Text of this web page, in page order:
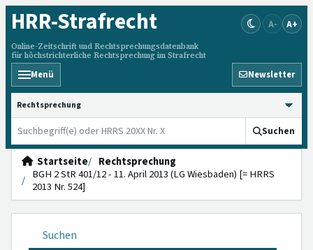
HRR-Strafrecht
Online-Zeitschrift und Rechtsprechungsdatenbank
für höchstrichterliche Rechtsprechung im Strafrecht
A- A+
Menü Newsletter
HRRS durchsuchen
Suchen
Startseite
Rechtsprechung
BGH 2 StR 401/12 - 11. April 2013 (LG Wiesbaden) [= HRRS
2013 Nr. 524]
Suchen